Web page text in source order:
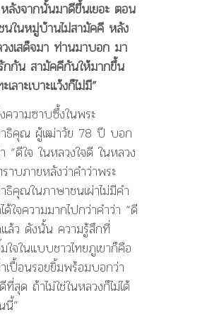
ลังจากนั้นมาดีขึ้นเยอะ ตอน
ในหมู่บ้านไม่สามัคคี หลัง
งเสด็จมา ท่านมาบอก มา
กกัน สามัคคีกันให้มากขึ้น
เลาะเบาะแว้งก็ไม่มี”
ความซาบซึ้งในพระ
ธิคุณ ผู้เฒ่าวัย 78 ปี บอก
“ดีใจ ในหลวงใจดี ในหลวง
าบภายหลังว่าคำว่าพระ
คุณในภาษาชนเผ่าไม่มีคำ
ด้ใจความมากไปกว่าคำว่า “ดี
ล้ว ดังนั้น ความรู้สึกที่
จในแบบชาวไทยภูเขาก็คือ
เปื้อนรอยยิ้มพร้อมบอกว่า
ที่สุด ถ้าไม่ใช่ในหลวงก็ไม่ได้
นี้”